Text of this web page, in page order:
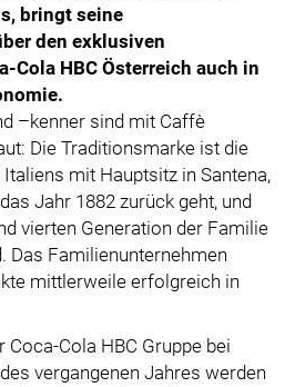
STIFTUNG
bringt seine
den exklusiven
Cola HBC Österreich auch in
–kenner sind mit Caffè
Die Traditionsmarke ist die
mit Hauptsitz in Santena,
Jahr 1882 zurück geht, und
vierten Generation der Familie
Das Familienunternehmen
mittlerweile erfolgreich in
Coca-Cola HBC Gruppe bei
vergangenen Jahres werden